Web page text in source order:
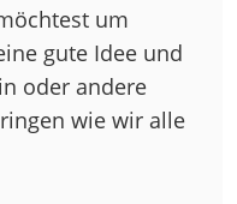
um
gute Idee und
oder andere
wie wir alle